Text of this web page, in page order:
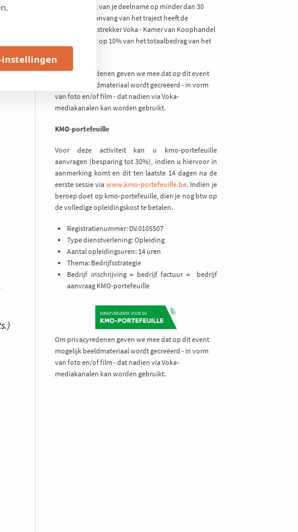
instellingen
Bij annulering van je deelname op minder dan 30
dagen voor aanvang van het traject heeft de
opleidingsverstrekker Voka - Kamer van Koophandel
Limburg recht op 10% van het totaalbedrag van het
Om privacyredenen geven we mee dat op dit event
mogelijk beeldmateriaal wordt gecreëerd - in vorm
van foto en/of film - dat nadien via Voka-
mediakanalen kan worden gebruikt.
KMO-portefeuille
Voor deze activiteit kan u kmo-portefeuille
aanvragen (besparing tot 30%), indien u hiervoor in
aanmerking komt en dit ten laatste 14 dagen na de
eerste sessie via www.kmo-portefeuille.be. Indien je
beroep doet op kmo-portefeuille, dien je nog btw op
de volledige opleidingskost te betalen.
Registratienummer: DV.0105507
Type dienstverlening: Opleiding
Aantal opleidingsuren: 14 uren
Thema: Bedrijfsstrategie
Bedrijf inschrijving = bedrijf factuur = bedrijf
aanvraag KMO-portefeuille
Om privacyredenen geven we mee dat op dit event
mogelijk beeldmateriaal wordt gecreëerd - in vorm
van foto en/of film - dat nadien via Voka-
mediakanalen kan worden gebruikt.